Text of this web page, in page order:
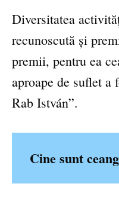
Diversitatea
recunoscută și
premii, pentru ea
aproape de suflet a
Rab István”.
Cine sunt